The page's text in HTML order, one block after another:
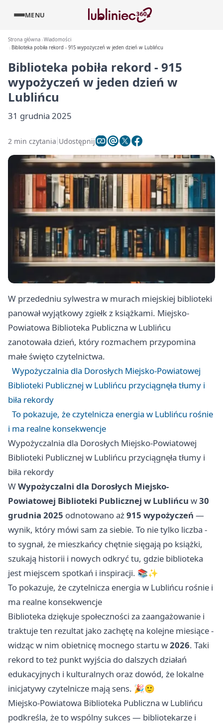
MENU
Strona główna Wiadomości
Biblioteka pobiła rekord - 915 wypożyczeń w jeden dzień w Lublińcu
Biblioteka pobiła rekord - 915
wypożyczeń w jeden dzień w
Lublińcu
31 grudnia 2025
2 min czytania Udostępnij
W przededniu sylwestra w murach miejskiej biblioteki
panował wyjątkowy zgiełk z książkami. Miejsko-
Powiatowa Biblioteka Publiczna w Lublińcu
zanotowała dzień, który rozmachem przypomina
małe święto czytelnictwa.
Wypożyczalnia dla Dorosłych Miejsko-Powiatowej
Biblioteki Publicznej w Lublińcu przyciągnęła tłumy i
biła rekordy
To pokazuje, że czytelnicza energia w Lublińcu rośnie
i ma realne konsekwencje
Wypożyczalnia dla Dorosłych Miejsko-Powiatowej
Biblioteki Publicznej w Lublińcu przyciągnęła tłumy i
biła rekordy
WWypożyczalni dla Dorosłych Miejsko-
Powiatowej Biblioteki Publicznej w Lublińcu w30
grudnia 2025 odnotowano aż915 wypożyczeń —
wynik, który mówi sam za siebie. To nie tylko liczba -
to sygnał, że mieszkańcy chętnie sięgają po książki,
szukają historii i nowych odkryć tu, gdzie biblioteka
jest miejscem spotkań i inspiracji. 📚✨
To pokazuje, że czytelnicza energia w Lublińcu rośnie i
ma realne konsekwencje
Biblioteka dziękuje społeczności za zaangażowanie i
traktuje ten rezultat jako zachętę na kolejne miesiące -
widząc w nim obietnicę mocnego startu w2026. Taki
rekord to też punkt wyjścia do dalszych działań
edukacyjnych i kulturalnych oraz dowód, że lokalne
inicjatywy czytelnicze mają sens. 🎉🙂
Miejsko-Powiatowa Biblioteka Publiczna w Lublińcu
podkreśla, że to wspólny sukces — bibliotekarze i